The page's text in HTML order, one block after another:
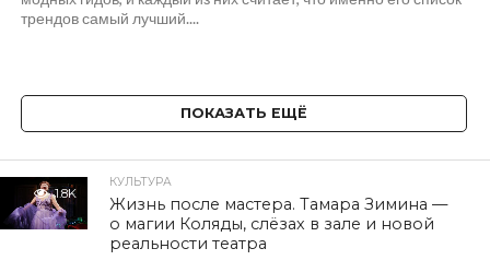
трендов самый лучший....
ПОКАЗАТЬ ЕЩЁ
1.8K
КУЛЬТУРА
Жизнь после мастера. Тамара Зимина —
о магии Коляды, слёзах в зале и новой
реальности театра